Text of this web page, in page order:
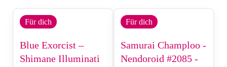
Für dich
Blue Exorcist –
Shimane Illuminati
Für dich
Samurai Champloo -
Nendoroid #2085 -